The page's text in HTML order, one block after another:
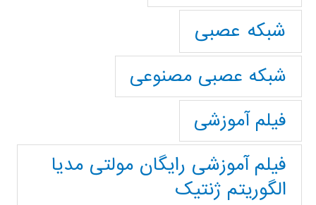
شبکه عصبی
شبکه عصبی مصنوعی
فیلم آموزشی
فیلم آموزشی رایگان مولتی مدیا
الگوریتم ژنتیک